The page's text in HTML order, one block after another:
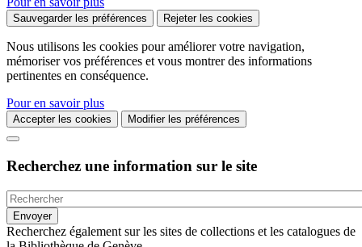
Sauvegarder les préférences Rejeter les cookies
Nous utilisons les cookies pour améliorer votre navigation,
mémoriser vos préférences et vous montrer des informations
pertinentes en conséquence.
Pour en savoir plus
Accepter les cookies Modifier les préférences
Recherchez une information sur le site
Recherchez également sur les sites de collections et les catalogues de